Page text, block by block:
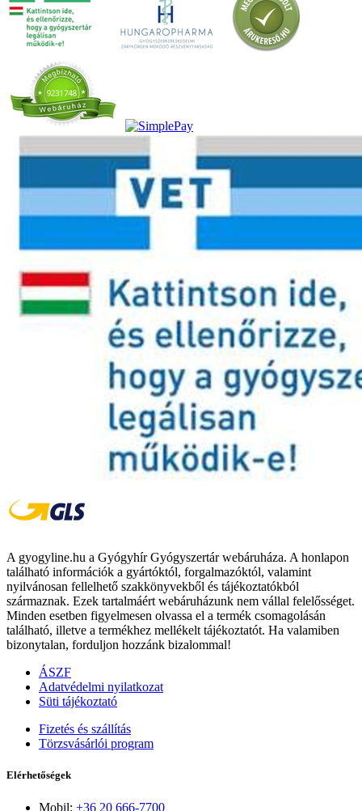
A gyogyline.hu a Gyógyhír Gyógyszertár webáruháza. A honlapon
található információk a gyártóktól, forgalmazóktól, valamint
nyilvánosan fellelhető szakkönyvekből és tájékoztatókból
származnak. Ezek tartalmáért webáruházunk nem vállal felelősséget.
Minden esetben figyelmesen olvassa el a termék csomagolásán
található, illetve a termékhez mellékelt tájékoztatót. Ha valamiben
bizonytalan, forduljon hozzánk bizalommal!
ÁSZF
Adatvédelmi nyilatkozat
Süti tájékoztató
Fizetés és szállítás
Törzsvásárlói program
Elérhetőségek
Mobil: +36 20 666-7700